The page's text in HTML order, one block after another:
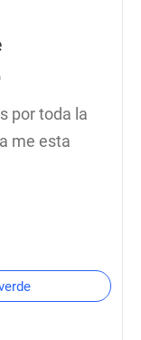
por toda la
me esta